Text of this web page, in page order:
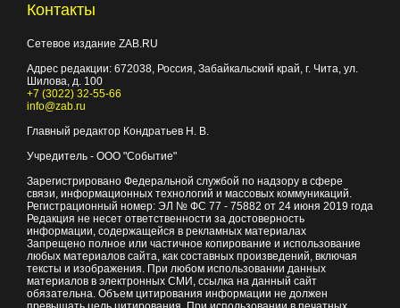
Контакты
Сетевое издание ZAB.RU
Адрес редакции: 672038, Россия, Забайкальский край, г. Чита, ул.
Шилова, д. 100
+7 (3022) 32-55-66
info@zab.ru
Главный редактор Кондратьев Н. В.
Учредитель - ООО "Событие"
Зарегистрировано Федеральной службой по надзору в сфере
связи, информационных технологий и массовых коммуникаций.
Регистрационный номер: ЭЛ № ФС 77 - 75882 от 24 июня 2019 года
Редакция не несет ответственности за достоверность
информации, содержащейся в рекламных материалах
Запрещено полное или частичное копирование и использование
любых материалов сайта, как составных произведений, включая
тексты и изображения. При любом использовании данных
материалов в электронных СМИ, ссылка на данный сайт
обязательна. Объем цитирования информации не должен